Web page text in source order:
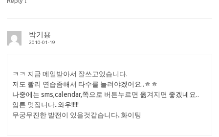
박기용
2010-01-19
ㅋㅋ 지금 메일받아서 잘쓰고있습니다.
저도 빨리 연습좀해서 타수를 늘려야겠어요..ㅎㅎ
나중에는 sms,calendar,쪽으로 버튼누르면 옮겨지면 좋겠네요..
암튼 멋집니다..와우!!!!!
무궁무진한 발전이 있을것같습니다..화이팅